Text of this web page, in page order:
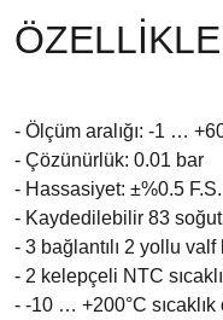
- Ölçüm aralığı: -1 …
- Çözünürlük: 0.01 bar
- Hassasiyet: ±%0.5 F.S.
- Kaydedilebilir 83
- 3 bağlantılı 2 yollu
- 2 kelepçeli NTC
- -10 … +200°C sıcaklık